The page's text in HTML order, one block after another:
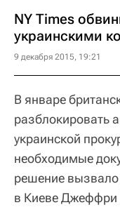
NY Times
украинскими
9 декабря 2015, 19:21
В январе
разблокировать
украинской
необходимые
решение
в Киеве Джеффри